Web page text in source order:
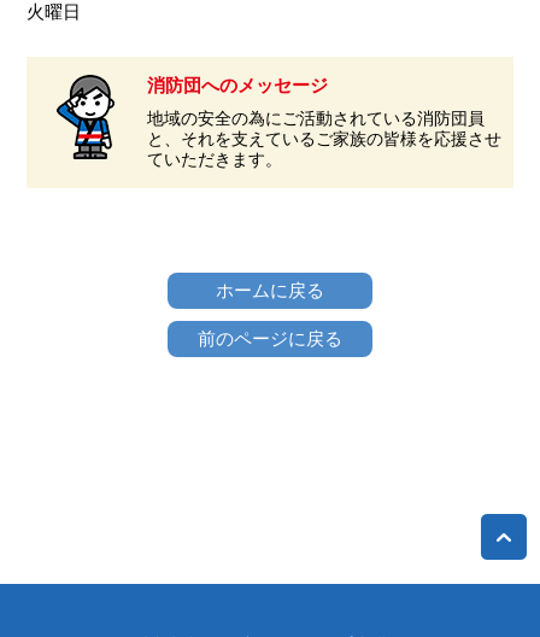
火曜日
消防団へのメッセージ
地域の安全の為にご活動されている消防団員
と、それを支えているご家族の皆様を応援させ
ていただきます。
ホームに戻る
前のページに戻る